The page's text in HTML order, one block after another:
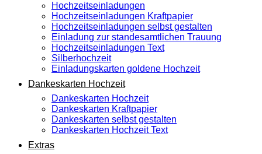
Hochzeitseinladungen
Hochzeitseinladungen Kraftpapier
Hochzeitseinladungen selbst gestalten
Einladung zur standesamtlichen Trauung
Hochzeitseinladungen Text
Silberhochzeit
Einladungskarten goldene Hochzeit
Dankeskarten Hochzeit
Dankeskarten Hochzeit
Dankeskarten Kraftpapier
Dankeskarten selbst gestalten
Dankeskarten Hochzeit Text
Extras